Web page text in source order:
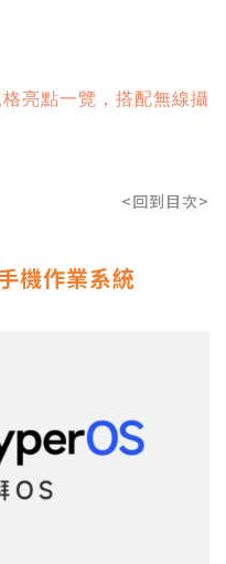
亮點一覽，搭配無線攝
<回到目次>
機作業系統